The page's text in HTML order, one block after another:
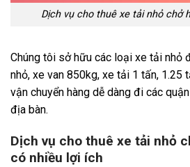
Dịch vụ cho thuê xe tải nhỏ chở
Chúng tôi sở hữu các loại xe tải nhỏ
nhỏ, xe van 850kg, xe tải 1 tấn, 1.25
vận chuyển hàng dễ dàng đi các
địa bàn.
Dịch vụ cho thuê xe tải nhỏ
có nhiều lợi ích